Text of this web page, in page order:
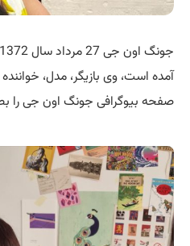
آمده است، وی بازیگر، مدل،
صفحه بیوگرافی جونگ اون جی را